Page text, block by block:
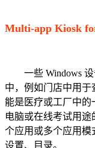
Multi-app Kiosk
一些 Windows 设
中，例如门店中用
能是医疗或工厂中
电脑或在线考试用
个应用或多个应用模
设置、目录。